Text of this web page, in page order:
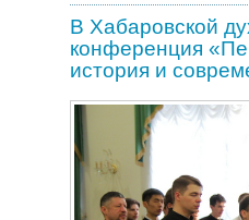
В Хабаровской
конференция
история и